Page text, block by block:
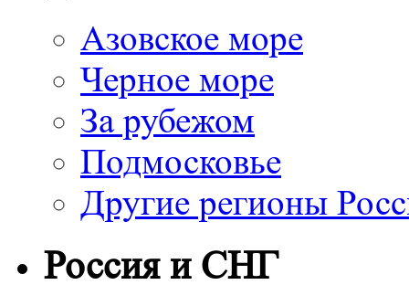
Азовское море
Черное море
За рубежом
Подмосковье
Другие регионы
Россия и СНГ